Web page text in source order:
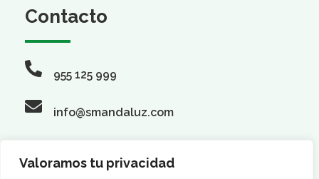
Valoramos tu privacidad
Contacto
955 125 999
info@smandaluz.com